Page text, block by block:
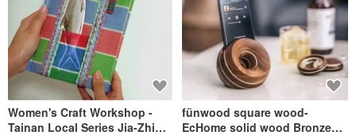
Women's Craft Workshop -
Tainan Local Series Jia-Zhi
fünwood square wood-
EcHome solid wood Bronze